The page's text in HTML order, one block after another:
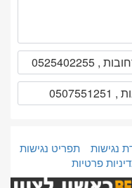
נגישות
תפריט נגישות
פרטיות